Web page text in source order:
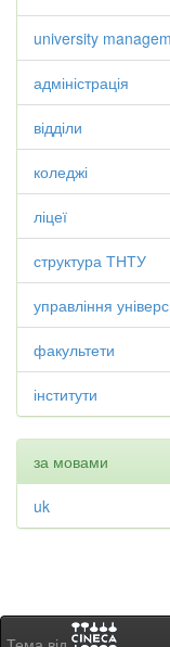
university
адміністрація
відділи
коледжі
ліцеї
структура ТНТУ
управління
факультети
інститути
за мовами
uk